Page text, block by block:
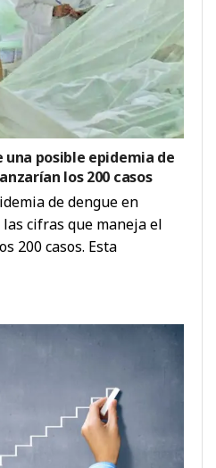
una posible epidemia de
los 200 casos
de dengue en
cifras que maneja el
200 casos. Esta